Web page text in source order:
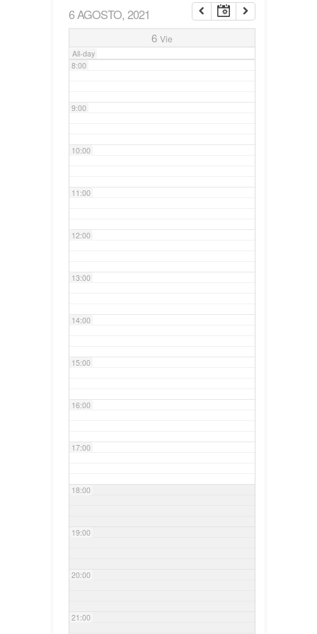
6 AGOSTO, 2021
6 Vie
All-day
7:00
8:00
9:00
10:00
11:00
12:00
13:00
14:00
15:00
16:00
17:00
18:00
19:00
20:00
21:00